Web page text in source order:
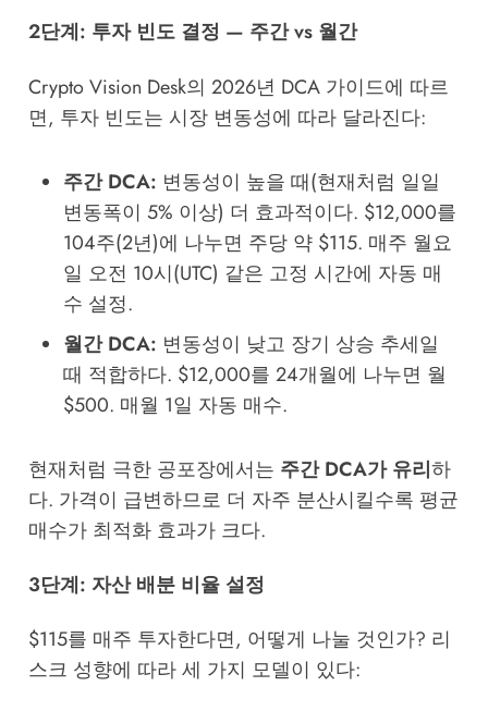
2단계: 투자 빈도 결정 — 주간 vs 월간
Crypto Vision Desk의 2026년 DCA 가이드에 따르
면, 투자 빈도는 시장 변동성에 따라 달라진다:
주간 DCA: 변동성이 높을 때(현재처럼 일일
변동폭이 5% 이상) 더 효과적이다. $12,000를
104주(2년)에 나누면 주당 약 $115. 매주 월요
일 오전 10시(UTC) 같은 고정 시간에 자동 매
수 설정.
월간 DCA: 변동성이 낮고 장기 상승 추세일
때 적합하다. $12,000를 24개월에 나누면 월
$500. 매월 1일 자동 매수.
현재처럼 극한 공포장에서는 주간 DCA가 유리하
다. 가격이 급변하므로 더 자주 분산시킬수록 평균
매수가 최적화 효과가 크다.
3단계: 자산 배분 비율 설정
$115를 매주 투자한다면, 어떻게 나눌 것인가? 리
스크 성향에 따라 세 가지 모델이 있다: